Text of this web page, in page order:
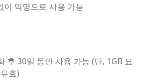
이 익명으로 사용 가능
후 30일 동안 사용 가능 (단, 1GB 요
효)